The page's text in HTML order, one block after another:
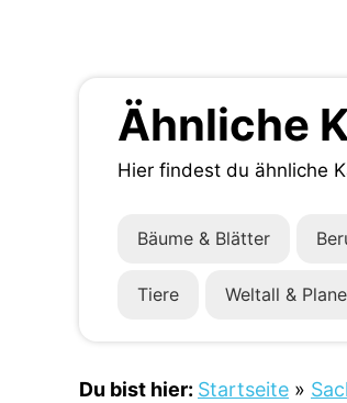
Ähnliche
Hier findest du ähnliche
Bäume & Blätter
Tiere Weltall &
Du bist hier: Startseite »